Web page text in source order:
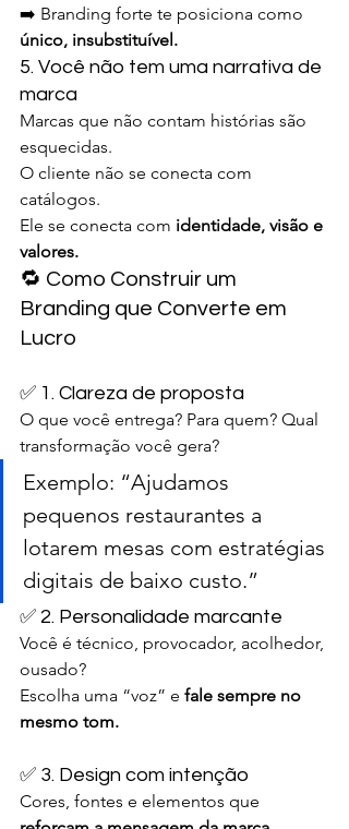
➡️ Branding forte te posiciona como
único, insubstituível.
5. Você não tem uma narrativa de
marca
Marcas que não contam histórias são
esquecidas.
O cliente não se conecta com
catálogos.
Ele se conecta com identidade, visão e
valores.
🔁 Como Construir um
Branding que Converte em
Lucro
✅ 1. Clareza de proposta
O que você entrega? Para quem? Qual
transformação você gera?
Exemplo: “Ajudamos
pequenos restaurantes a
lotarem mesas com estratégias
digitais de baixo custo.”
✅ 2. Personalidade marcante
Você é técnico, provocador, acolhedor,
ousado?
Escolha uma “voz” e fale sempre no
mesmo tom.
✅ 3. Design com intenção
Cores, fontes e elementos que